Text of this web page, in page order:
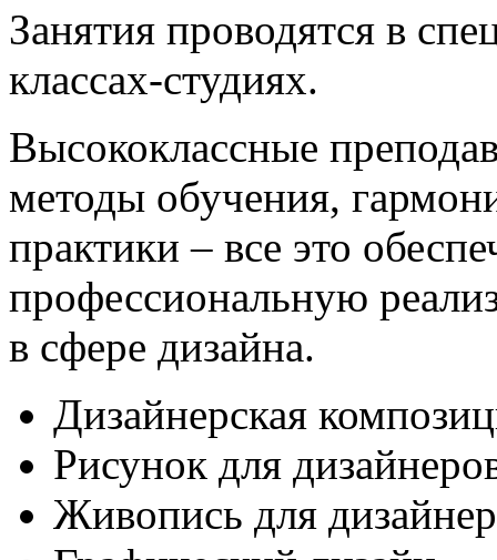
Занятия проводятся в
классах-студиях.
Высококлассные
методы обучения,
практики – все это
профессиональную
в сфере дизайна.
Дизайнерская
Рисунок для
Живопись для